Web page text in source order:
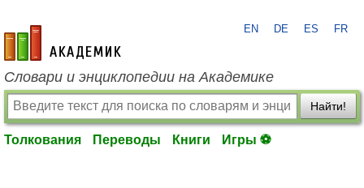
academic.ru
EN DE ES FR
Словари и энциклопедии на Академике
Найти!
Толкования Переводы Книги Игры ⚽